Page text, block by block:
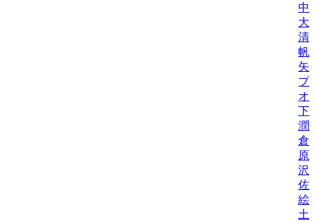
中
大
清
帆/
矢
プ
オ
下
潤/
倉
原
沢
佐
絵/
土